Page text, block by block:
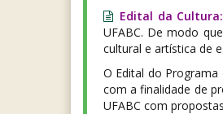
Edital da
UFABC. De modo
cultural e artística de
O Edital do
com a finalidade de
UFABC com